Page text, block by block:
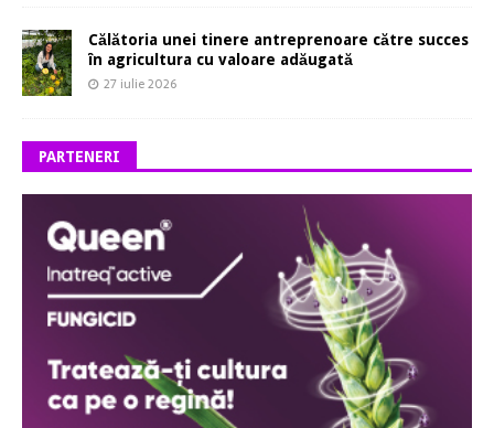
Călătoria unei tinere antreprenoare către succes
în agricultura cu valoare adăugată
27 iulie 2026
PARTENERI